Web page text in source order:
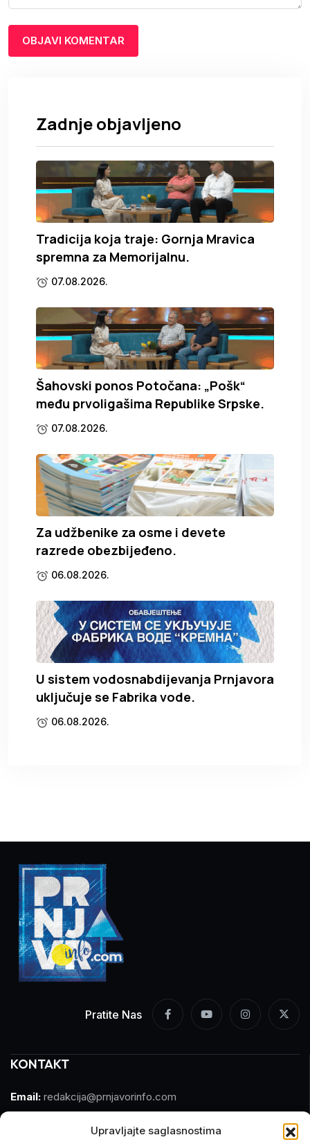
Upravljajte saglasnostima
Zadnje objavljeno
Tradicija koja traje: Gornja Mravica
spremna za Memorijalnu.
07.08.2026.
Šahovski ponos Potočana: „Pošk“
među prvoligašima Republike Srpske.
07.08.2026.
Za udžbenike za osme i devete
razrede obezbijeđeno.
06.08.2026.
U sistem vodosnabdijevanja Prnjavora
uključuje se Fabrika vode.
06.08.2026.
Pratite Nas
KONTAKT
Email: redakcija@prnjavorinfo.com